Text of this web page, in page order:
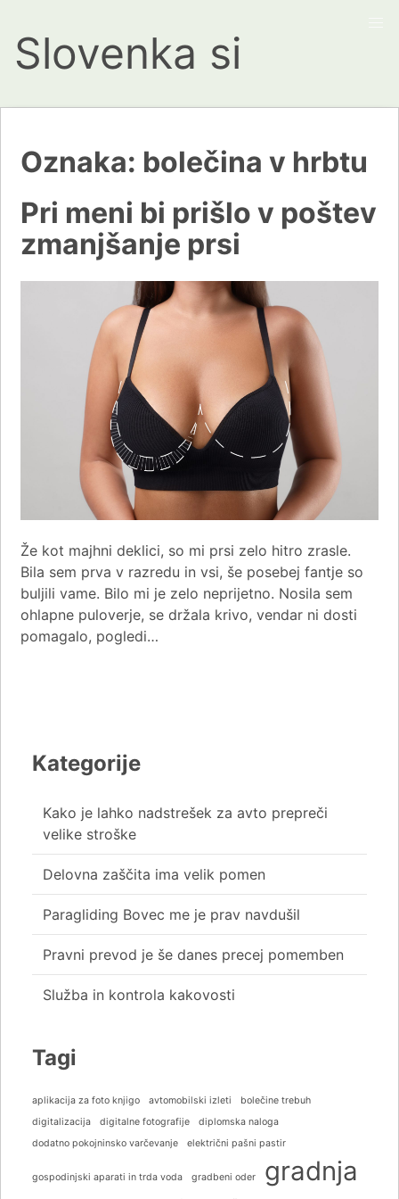
Slovenka si
Oznaka: bolečina v hrbtu
Pri meni bi prišlo v poštev
zmanjšanje prsi
Že kot majhni deklici, so mi prsi zelo hitro zrasle.
Bila sem prva v razredu in vsi, še posebej fantje so
buljili vame. Bilo mi je zelo neprijetno. Nosila sem
ohlapne puloverje, se držala krivo, vendar ni dosti
pomagalo, pogledi…
Kategorije
Kako je lahko nadstrešek za avto prepreči
velike stroške
Delovna zaščita ima velik pomen
Paragliding Bovec me je prav navdušil
Pravni prevod je še danes precej pomemben
Služba in kontrola kakovosti
Tagi
aplikacija za foto knjigo avtomobilski izleti
bolečine trebuh
digitalizacija
digitalne fotografije
diplomska naloga
dodatno pokojninsko varčevanje
električni pašni pastir
gospodinjski aparati in trda voda gradbeni oder gradnja